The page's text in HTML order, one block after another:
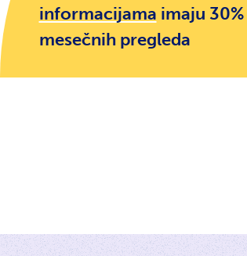
informacijama imaju 30%
mesečnih pregleda